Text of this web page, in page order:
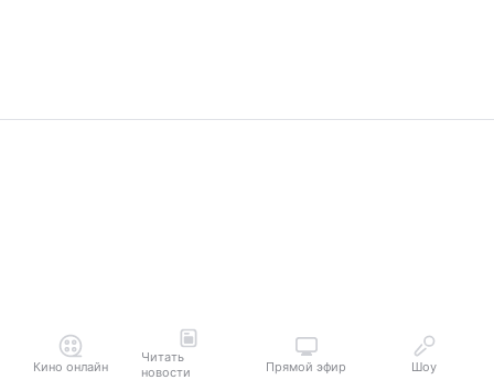
Кино онлайн
Читать
новости
Прямой эфир Шоу